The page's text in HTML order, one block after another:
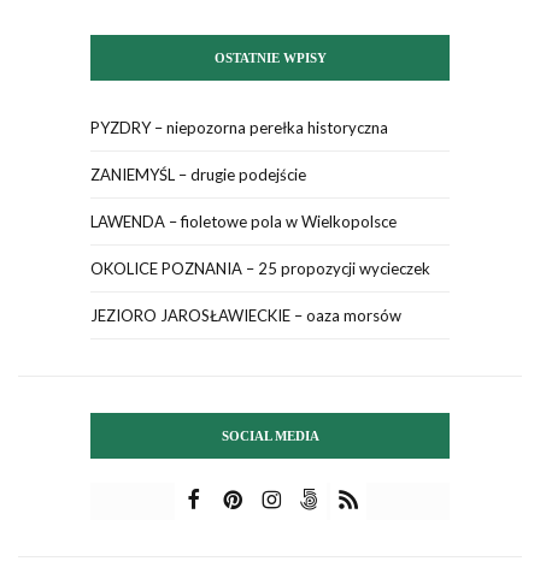
OSTATNIE WPISY
PYZDRY – niepozorna perełka historyczna
ZANIEMYŚL – drugie podejście
LAWENDA – fioletowe pola w Wielkopolsce
OKOLICE POZNANIA – 25 propozycji wycieczek
JEZIORO JAROSŁAWIECKIE – oaza morsów
SOCIAL MEDIA